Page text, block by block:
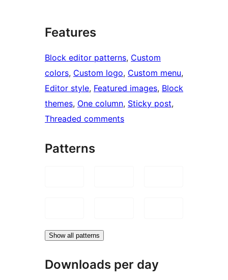
Features
Block editor patterns, Custom
colors, Custom logo, Custom menu
Editor style, Featured images, Block
themes, One column, Sticky post
Threaded comments
Patterns
Show all patterns
Downloads per day